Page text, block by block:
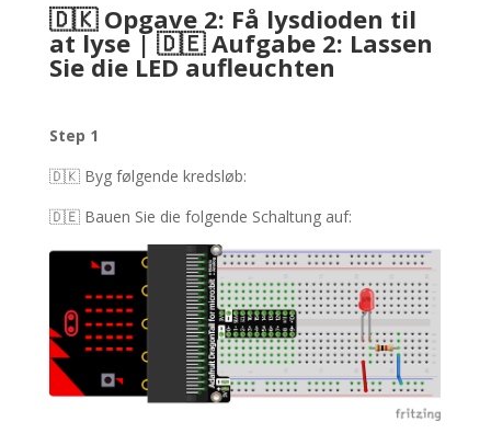
🇩🇰 Opgave 2: Få lysdioden til
at lyse | 🇩🇪 Aufgabe 2: Lassen
Sie die LED aufleuchten
Step 1
🇩🇰 Byg følgende kredsløb:
🇩🇪 Bauen Sie die folgende Schaltung auf: